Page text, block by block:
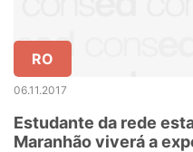
RO
06.11.2017
Estudante da rede
Maranhão viverá a